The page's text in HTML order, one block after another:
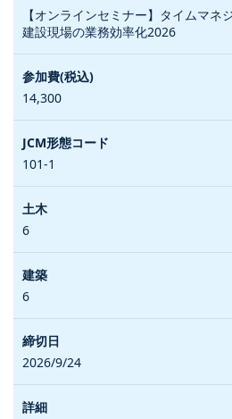
【オンラインセミナー】タイムマネ
建設現場の業務効率化2026
14,300
101-1
6
6
2026/9/24